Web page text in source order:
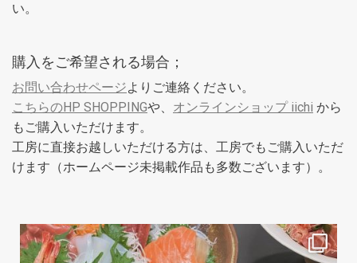
い。
購入をご希望される場合；
お問い合わせページよりご連絡ください。
こちらのHP SHOPPINGや、 オンラインショップ iichi から
もご購入いただけます。
工房に直接お越しいただける方は、工房でもご購入いただ
けます（ホームページ未掲載作品も多数ございます）。